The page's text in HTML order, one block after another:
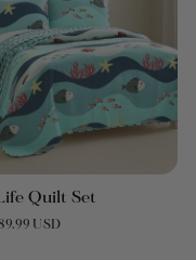
Quilt Set
USD